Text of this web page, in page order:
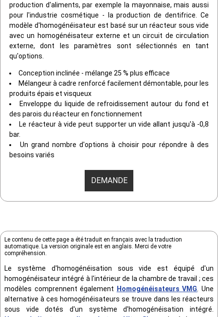
production d'aliments, par exemple la mayonnaise, mais aussi
pour l'industrie cosmétique - la production de dentifrice. Ce
modèle d'homogénéisateur est basé sur un réacteur sous vide
avec un homogénéisateur externe et un circuit de circulation
externe, dont les paramètres sont sélectionnés en tant
qu'options.
Conception inclinée - mélange 25 % plus efficace
Mélangeur à cadre renforcé facilement démontable, pour les
produits épais et visqueux
Enveloppe du liquide de refroidissement autour du fond et
des parois du réacteur en fonctionnement
Le réacteur à vide peut supporter un vide allant jusqu'à -0,8
bar.
Un grand nombre d'options à choisir pour répondre à des
besoins variés
DEMANDE
Le contenu de cette page a été traduit en français avec la traduction
automatique. La version originale est en anglais. Merci de votre
compréhension.
Le système d'homogénéisation sous vide est équipé d'un
homogénéisateur intégré à l'intérieur de la chambre de travail ; ces
modèles comprennent également
Homogénéisateurs VMG . Une
alternative à ces homogénéisateurs se trouve dans les réacteurs
sous vide dotés d'un système d'homogénéisation intégré.